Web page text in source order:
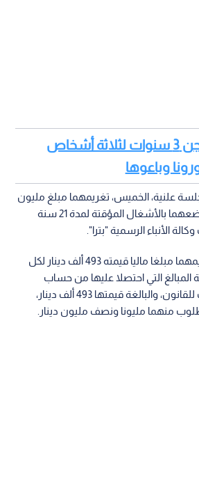
اقرأ أيضا : السجن 3 سنوات لثلاثة أشخاص
وباعوها
علنية، الخميس، تغريمهما مبلغ مليون
ونصف مليون دينار، ووضعهما بالأشغال المؤقتة لمدة 21 سنة
الأنباء الرسمية "بترا".
كما قررت المحكمة تغريمهما مبلغا ماليا قيمته 493 ألف دينار لكل
المبالغ التي احتصلا عليها من حساب
العراقيين بشكل مخالف للقانون، والبالغة قيمتها 493 ألف دينار،
منهما مليونا ونصف مليون دينار.